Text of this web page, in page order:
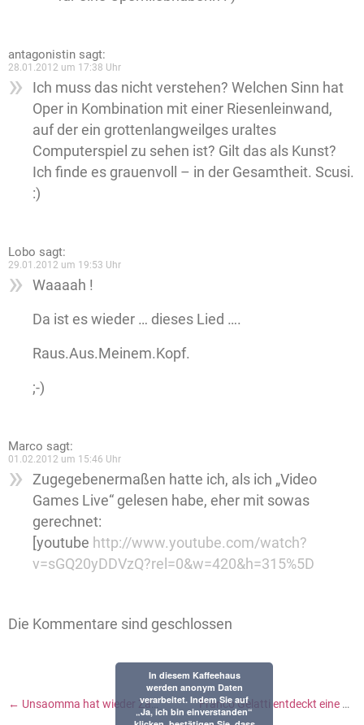
antagonistin sagt:
28.01.2012 um 17:38 Uhr
Ich muss das nicht verstehen? Welchen Sinn hat
Oper in Kombination mit einer Riesenleinwand,
auf der ein grottenlangweilges uraltes
Computerspiel zu sehen ist? Gilt das als Kunst?
Ich finde es grauenvoll – in der Gesamtheit. Scusi.
:)
Lobo sagt:
29.01.2012 um 19:53 Uhr
Waaaah !
Da ist es wieder … dieses Lied ….
Raus.Aus.Meinem.Kopf.
;-)
Marco sagt:
01.02.2012 um 15:46 Uhr
Zugegebenermaßen hatte ich, als ich „Video
Games Live“ gelesen habe, eher mit sowas
gerechnet:
[youtube http://www.youtube.com/watch?
v=sGQ20yDDVzQ?rel=0&w=420&h=315%5D
Die Kommentare sind geschlossen
← Unsaomma hat wieder Zähne Franco Gelatti entdeckt eine Marktlücke
In diesem Kaffeehaus
werden anonym Daten
verarbeitet. Indem Sie auf
„Ja, ich bin einverstanden“